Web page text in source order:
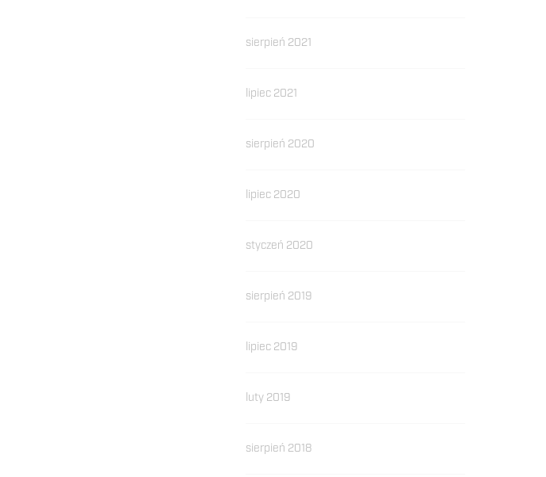
sierpień 2021
lipiec 2021
sierpień 2020
lipiec 2020
styczeń 2020
sierpień 2019
lipiec 2019
luty 2019
sierpień 2018